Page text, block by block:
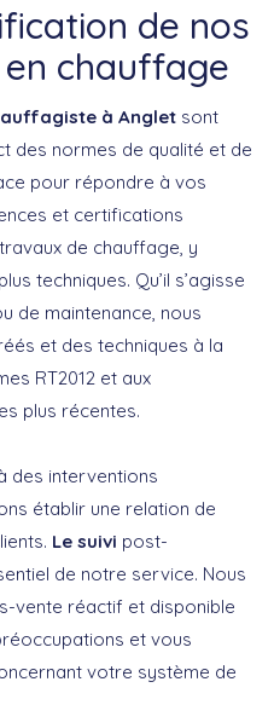
de nos
chauffage
à Anglet sont
des normes de qualité et de
pour répondre à vos
et certifications
de chauffage, y
techniques. Qu’il s’agisse
de maintenance, nous
et des techniques à la
RT2012 et aux
plus récentes.
des interventions
établir une relation de
Le suivi post-
de notre service. Nous
vente réactif et disponible
et vous
votre système de